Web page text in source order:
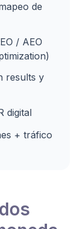
de
/ AEO
results y
digital
+ tráfico